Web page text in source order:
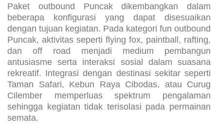
Paket outbound Puncak dikembangkan dalam
beberapa konfigurasi yang dapat disesuaikan
dengan tujuan kegiatan. Pada kategori fun outbound
Puncak, aktivitas seperti flying fox, paintball, rafting,
dan off road menjadi medium pembangun
antusiasme serta interaksi sosial dalam suasana
rekreatif. Integrasi dengan destinasi sekitar seperti
Taman Safari, Kebun Raya Cibodas, atau Curug
Cilember memperluas spektrum pengalaman
sehingga kegiatan tidak terisolasi pada permainan
semata.